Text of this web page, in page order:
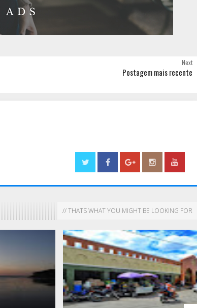
Next
Postagem mais recente
// THATS WHAT YOU MIGHT BE LOOKING FOR